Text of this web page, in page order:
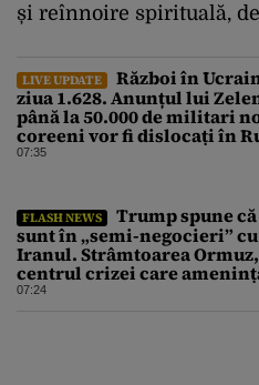
și reînnoire spirituală,
LIVE UPDATE
Război în
ziua 1.628. Anunțul lui
până la 50.000 de militari
coreeni vor fi dislocați în
07:35
FLASH NEWS
Trump spune că
sunt în „semi-negocieri” cu
Iranul. Strâmtoarea Ormuz,
centrul crizei care
piața mondială a petrolului
07:24